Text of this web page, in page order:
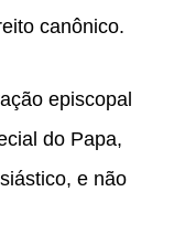
canônico.
episcopal
do Papa,
e não